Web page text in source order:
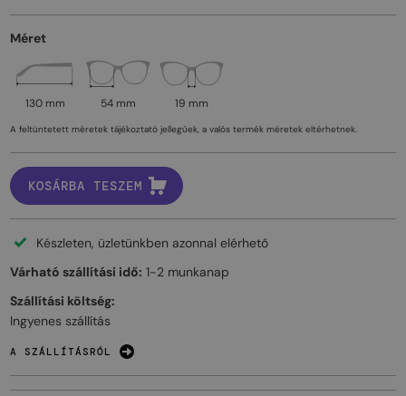
Méret
130 mm 54 mm 19 mm
A feltüntetett méretek tájékoztató jellegűek, a valós termék méretek eltérhetnek.
KOSÁRBA TESZEM
Készleten, üzletünkben azonnal elérhető
Várható szállítási idő: 1-2 munkanap
Szállítási költség:
Ingyenes szállítás
A SZÁLLÍTÁSRÓL